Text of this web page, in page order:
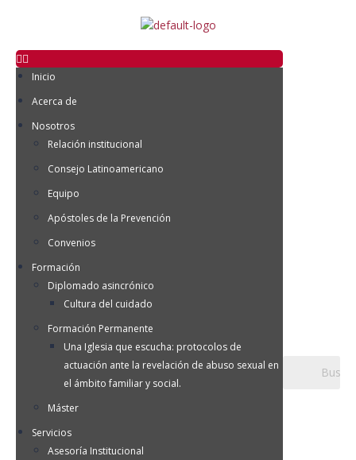
Inicio
Acerca de
Nosotros
Relación institucional
Consejo Latinoamericano
Equipo
Apóstoles de la Prevención
Convenios
Formación
Diplomado asincrónico
Cultura del cuidado
Formación Permanente
Una Iglesia que escucha: protocolos de
actuación ante la revelación de abuso sexual en
el ámbito familiar y social.
Máster
Servicios
Asesoría Institucional